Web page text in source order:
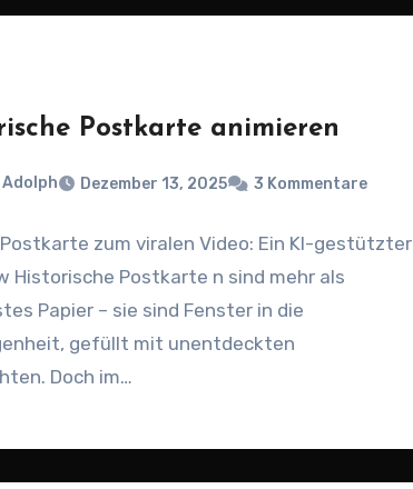
Postkarte animieren
Adolph Dezember 13, 2025 3 Kommentare
zum viralen Video: Ein KI-gestützter
Historische Postkarte n sind mehr als
Papier – sie sind Fenster in die
gefüllt mit unentdeckten
Doch im…